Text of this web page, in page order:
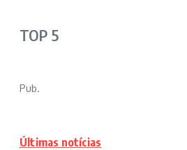
TOP 5
Pub.
Últimas notícias